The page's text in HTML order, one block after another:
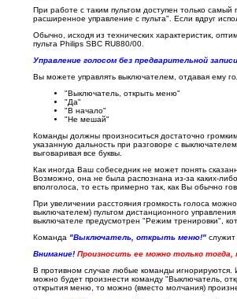
При работе с таким пультом доступен только
расширенное управление с пульта". Если вдруг
Обычно, исходя из технических характеристик,
пульта Philips SBC RU880/00.
Управление голосом без предварительной записи
Вы можете управлять выключателем, отдавая ему
"Выключатель, открыть меню"
"Да"
"В начало"
"Не мешай"
Команды должны произноситься достаточно
указанную дальность при разговоре с
выговаривая все буквы.
Как иногда Ваш собеседник не может понять
Возможно, она не была распознана из-за каких-
вполголоса, то есть примерно так, как Вы обычно
При увеличении расстояния громкость голоса
выключателем) пультом дистанционного
выключателе предусмотрен "Режим тренировки",
Команда "Выключатель, открыть меню!" служит
Внимание! Произносить ее можно только
В противном случае любые команды игнорируются.
можно будет произнести команду "Выключатель,
открытия меню, то можно (вместо молчания)